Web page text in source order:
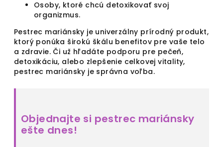
Osoby, ktoré chcú detoxikovať svoj
organizmus.
Pestrec mariánsky je univerzálny prírodný produkt,
ktorý ponúka širokú škálu benefitov pre vaše telo
a zdravie. Či už hľadáte podporu pre pečeň,
detoxikáciu, alebo zlepšenie celkovej vitality,
pestrec mariánsky je správna voľba.
Objednajte si pestrec mariánsky
ešte dnes!